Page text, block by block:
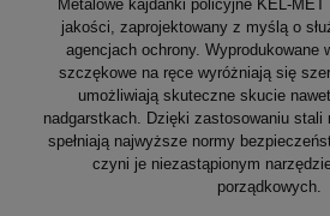
Metalowe kajdanki policyjne KEL-
jakości, zaprojektowany z myślą o
agencjach ochrony. Wyprodukowane
szczękowe na ręce wyróżniają się
umożliwiają skuteczne skucie
nadgarstkach. Dzięki zastosowaniu stali
spełniają najwyższe normy
czyni je niezastąpionym
porządkowych.